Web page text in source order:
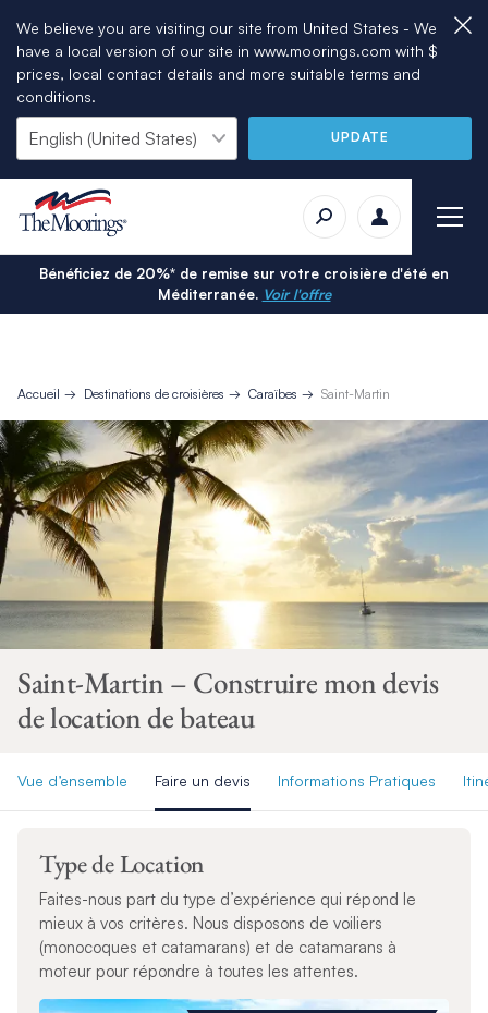
We believe you are visiting our site from United States - We
have a local version of our site in www.moorings.com with $
prices, local contact details and more suitable terms and
conditions.
UPDATE
Bénéficiez de 20%* de remise sur votre croisière d'été en
Méditerranée. Voir l'offre
Accueil Destinations de croisières Caraïbes Saint-Martin
Saint-Martin – Construire mon devis
de location de bateau
Vue d’ensemble Faire un devis Informations Pratiques
Type de Location
Faites-nous part du type d’expérience qui répond le
mieux à vos critères. Nous disposons de voiliers
(monocoques et catamarans) et de catamarans à
moteur pour répondre à toutes les attentes.